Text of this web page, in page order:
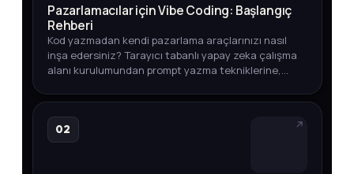
Pazarlamacılar için Vibe Coding: Başlangıç
Rehberi
Kod yazmadan kendi pazarlama araçlarınızı nasıl
inşa edersiniz? Tarayıcı tabanlı yapay zeka çalışma
alanı kurulumundan prompt yazma tekniklerine,
adım adım açıklıyoruz.
02